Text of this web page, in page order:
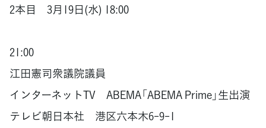
2本目 3月19日(水) 18:00
21:00
江田憲司衆議院議員
インターネットTV ABEMA「ABEMA Prime」生出演
テレビ朝日本社 港区六本木6-9-1